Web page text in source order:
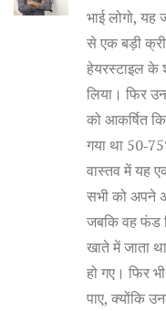
भाई लोगो,
से एक बड़ी
हेयरस्टाइल के
लिया। फिर
को आकर्षित
गया था
वास्तव में यह
सभी को अपने
जबकि वह फंड
खाते में जाता
हो गए। फिर
पाए, क्योंकि